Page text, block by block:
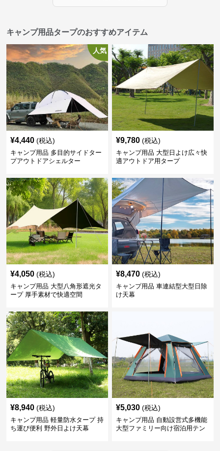
キャンプ用品タープのおすすめアイテム
人気
¥4,440 (税込)
キャンプ用品 多目的サイドター
プアウトドアシェルター
¥9,780 (税込)
キャンプ用品 大型日よけ広々快
適アウトドア用タープ
¥4,050 (税込)
キャンプ用品 大型八角形遮光タ
ープ 厚手素材で快適空間
¥8,470 (税込)
キャンプ用品 車連結型大型日除
け天幕
¥8,940 (税込)
キャンプ用品 軽量防水タープ 持
ち運び便利 野外日よけ天幕
¥5,030 (税込)
キャンプ用品 自動設営式多機能
大型ファミリー向け宿泊用テン